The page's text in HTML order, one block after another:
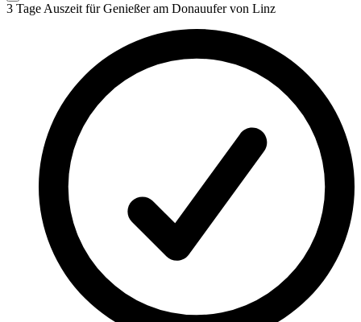
3 Tage Auszeit für Genießer am Donauufer von Linz